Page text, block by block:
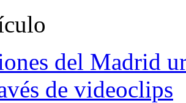
del Madrid
de videoclips